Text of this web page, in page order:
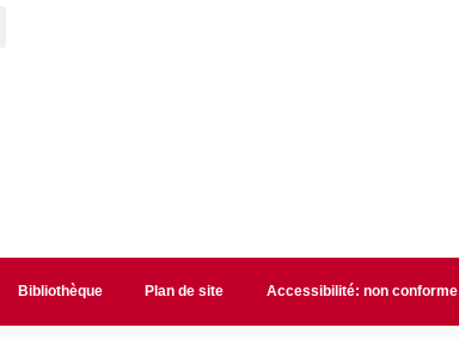
Bibliothèque Plan de site Accessibilité: non conforme